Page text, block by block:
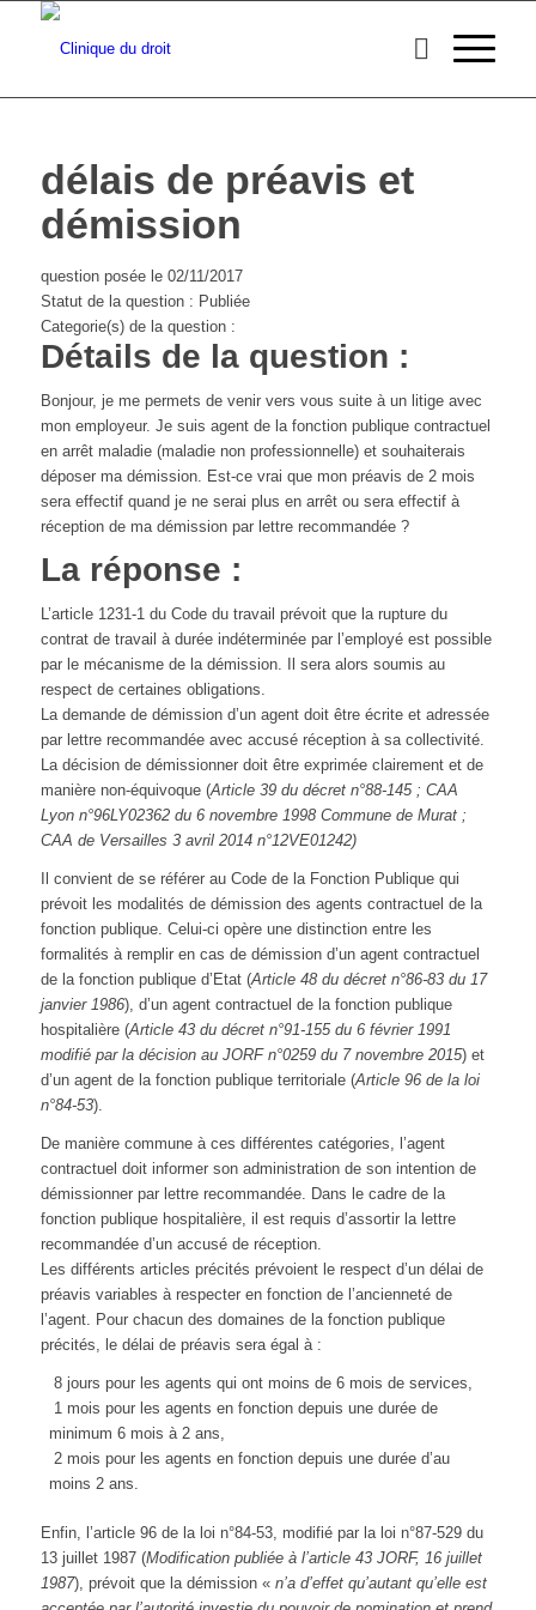
délais de préavis et
démission
question posée le 02/11/2017
Statut de la question : Publiée
Categorie(s) de la question :
Détails de la question :
Bonjour, je me permets de venir vers vous suite à un litige avec
mon employeur. Je suis agent de la fonction publique contractuel
en arrêt maladie (maladie non professionnelle) et souhaiterais
déposer ma démission. Est-ce vrai que mon préavis de 2 mois
sera effectif quand je ne serai plus en arrêt ou sera effectif à
réception de ma démission par lettre recommandée ?
La réponse :
L’article 1231-1 du Code du travail prévoit que la rupture du
contrat de travail à durée indéterminée par l’employé est possible
par le mécanisme de la démission. Il sera alors soumis au
respect de certaines obligations.
La demande de démission d’un agent doit être écrite et adressée
par lettre recommandée avec accusé réception à sa collectivité.
La décision de démissionner doit être exprimée clairement et de
manière non-équivoque (Article 39 du décret n°88-145 ; CAA
Lyon n°96LY02362 du 6 novembre 1998 Commune de Murat ;
CAA de Versailles 3 avril 2014 n°12VE01242)
Il convient de se référer au Code de la Fonction Publique qui
prévoit les modalités de démission des agents contractuel de la
fonction publique. Celui-ci opère une distinction entre les
formalités à remplir en cas de démission d’un agent contractuel
de la fonction publique d’Etat (Article 48 du décret n°86-83 du 17
janvier 1986), d’un agent contractuel de la fonction publique
hospitalière (Article 43 du décret n°91-155 du 6 février 1991
modifié par la décision au JORF n°0259 du 7 novembre 2015) et
d’un agent de la fonction publique territoriale (Article 96 de la loi
n°84-53).
De manière commune à ces différentes catégories, l’agent
contractuel doit informer son administration de son intention de
démissionner par lettre recommandée. Dans le cadre de la
fonction publique hospitalière, il est requis d’assortir la lettre
recommandée d’un accusé de réception.
Les différents articles précités prévoient le respect d’un délai de
préavis variables à respecter en fonction de l’ancienneté de
l’agent. Pour chacun des domaines de la fonction publique
précités, le délai de préavis sera égal à :
8 jours pour les agents qui ont moins de 6 mois de services,
1 mois pour les agents en fonction depuis une durée de
minimum 6 mois à 2 ans,
2 mois pour les agents en fonction depuis une durée d’au
moins 2 ans.
Enfin, l’article 96 de la loi n°84-53, modifié par la loi n°87-529 du
13 juillet 1987 (Modification publiée à l’article 43 JORF, 16 juillet
1987), prévoit que la démission «n’a d’effet qu’autant qu’elle est